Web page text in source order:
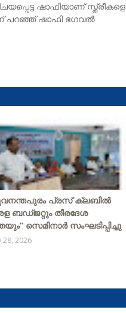
ഷാഫിയാണ് സ്ത്രീകളെ
പറഞ്ഞ് ഷാഫി ഭഗവൽ
പ്രസ് ക്ലബിൽ
ബഡ്ജറ്റും തീരദേശ
സെമിനാർ സംഘടിപ്പിച്ചു
28, 2026